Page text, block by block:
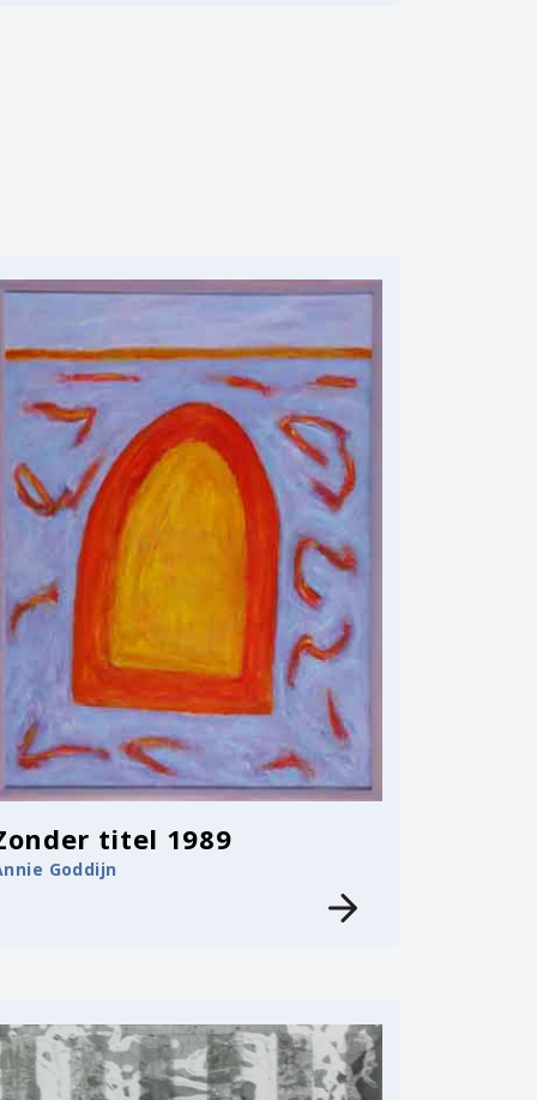
titel 1989
Goddijn